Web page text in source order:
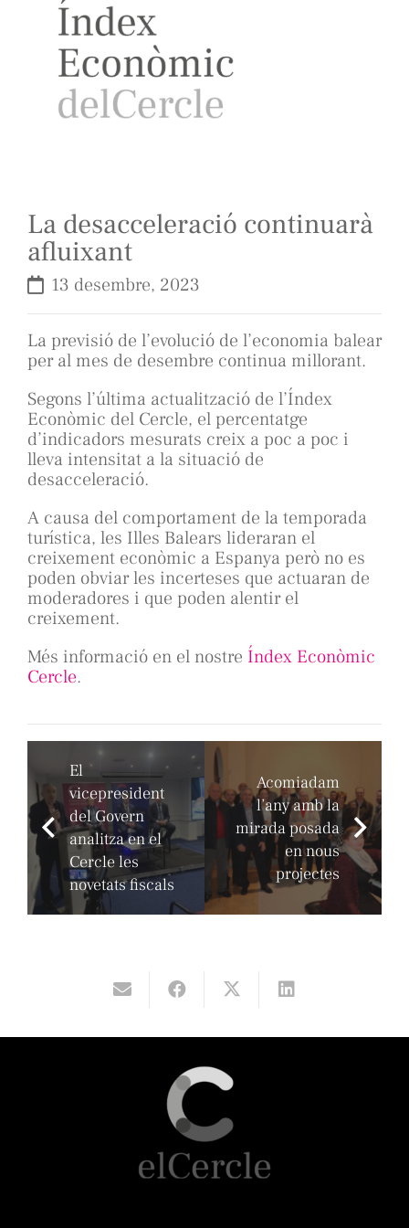
La desacceleració continuarà
afluixant
13 desembre, 2023
La previsió de l’evolució de l’economia balear
per al mes de desembre continua millorant.
Segons l’última actualització de l’Índex
Econòmic del Cercle, el percentatge
d’indicadors mesurats creix a poc a poc i
lleva intensitat a la situació de
desacceleració.
A causa del comportament de la temporada
turística, les Illes Balears lideraran el
creixement econòmic a Espanya però no es
poden obviar les incerteses que actuaran de
moderadores i que poden alentir el
creixement.
Més informació en el nostre Índex Econòmic
Cercle.
El
vicepresident
del Govern
analitza en el
Cercle les
novetats fiscals
Acomiadam
l’any amb la
mirada posada
en nous
projectes